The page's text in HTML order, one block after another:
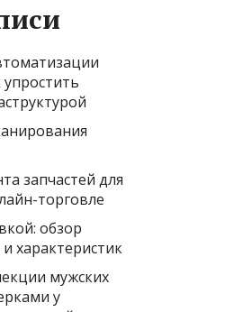
запчастей для
торговле
обзор
характеристик
мужских
у